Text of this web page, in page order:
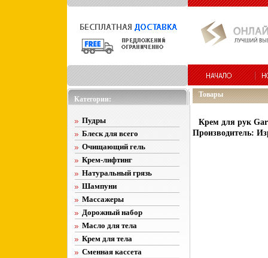
Категории:
Пудры
Блеск для всего
Очищающий гель
Крем-лифтинг
Натуральный грязь
Шампуни
Массажеры
Дорожный набор
Масло для тела
Крем для тела
Сменная кассета
Товары
Крем для рук
Производитель: